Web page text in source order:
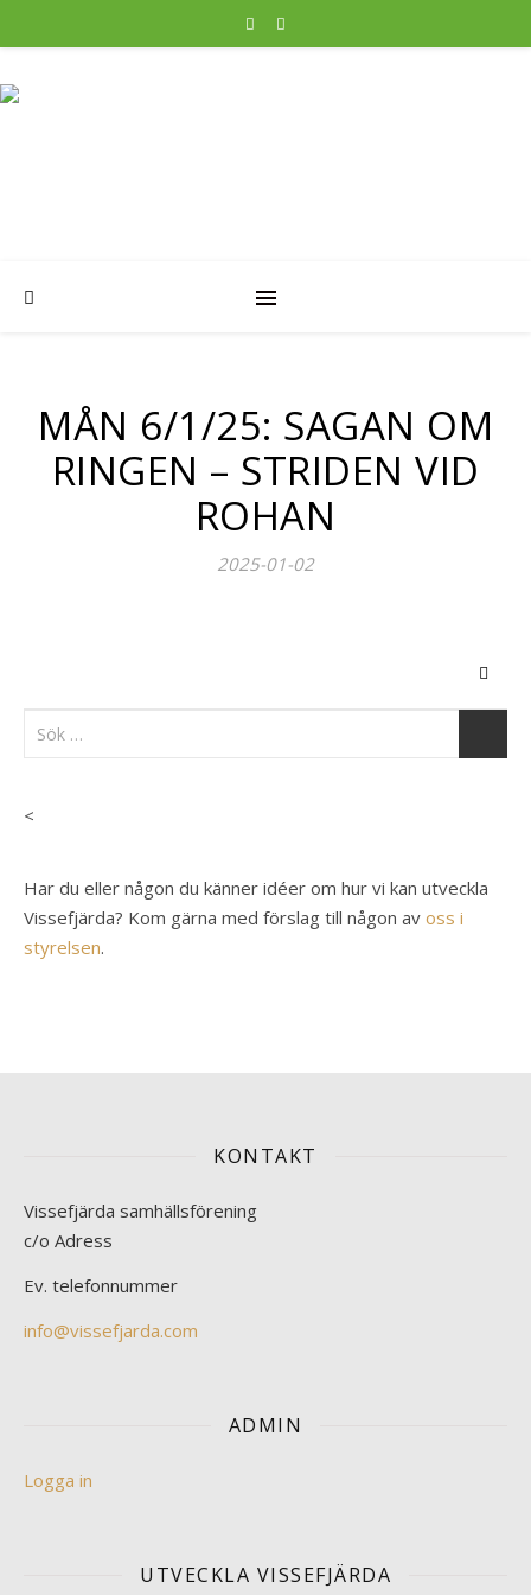
MÅN 6/1/25: SAGAN OM
RINGEN – STRIDEN VID
ROHAN
2025-01-02
<
Har du eller någon du känner idéer om hur vi kan utveckla
Vissefjärda? Kom gärna med förslag till någon av oss i
styrelsen.
KONTAKT
Vissefjärda samhällsförening
c/o Adress
Ev. telefonnummer
info@vissefjarda.com
ADMIN
Logga in
UTVECKLA VISSEFJÄRDA